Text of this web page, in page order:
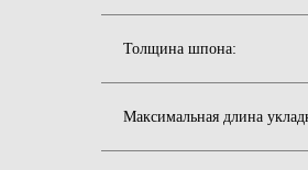
Толщина шпона:
Максимальная длина